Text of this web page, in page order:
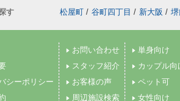
す
松屋町 / 谷町四丁目 / 新大阪 /
シーポリシー
お問い合わせ
スタッフ紹介
お客様の声
周辺施設検索
単身向け
カップル向
ペット可
女性向け